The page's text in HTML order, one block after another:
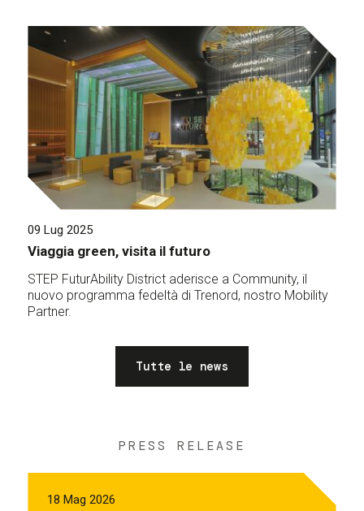
09 Lug 2025
Viaggia green, visita il futuro
STEP FuturAbility District aderisce a Community, il
nuovo programma fedeltà di Trenord, nostro Mobility
Partner.
Tutte le news
PRESS RELEASE
18 Mag 2026